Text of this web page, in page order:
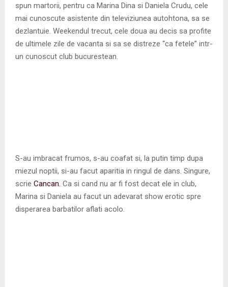
spun martorii, pentru ca Marina Dina si Daniela Crudu, cele
mai cunoscute asistente din televiziunea autohtona, sa se
dezlantuie. Weekendul trecut, cele doua au decis sa profite
de ultimele zile de vacanta si sa se distreze “ca fetele” intr-
un cunoscut club bucurestean.
S-au imbracat frumos, s-au coafat si, la putin timp dupa
miezul noptii, si-au facut aparitia in ringul de dans. Singure,
scrie Cancan. Ca si cand nu ar fi fost decat ele in club,
Marina si Daniela au facut un adevarat show erotic spre
disperarea barbatilor aflati acolo.